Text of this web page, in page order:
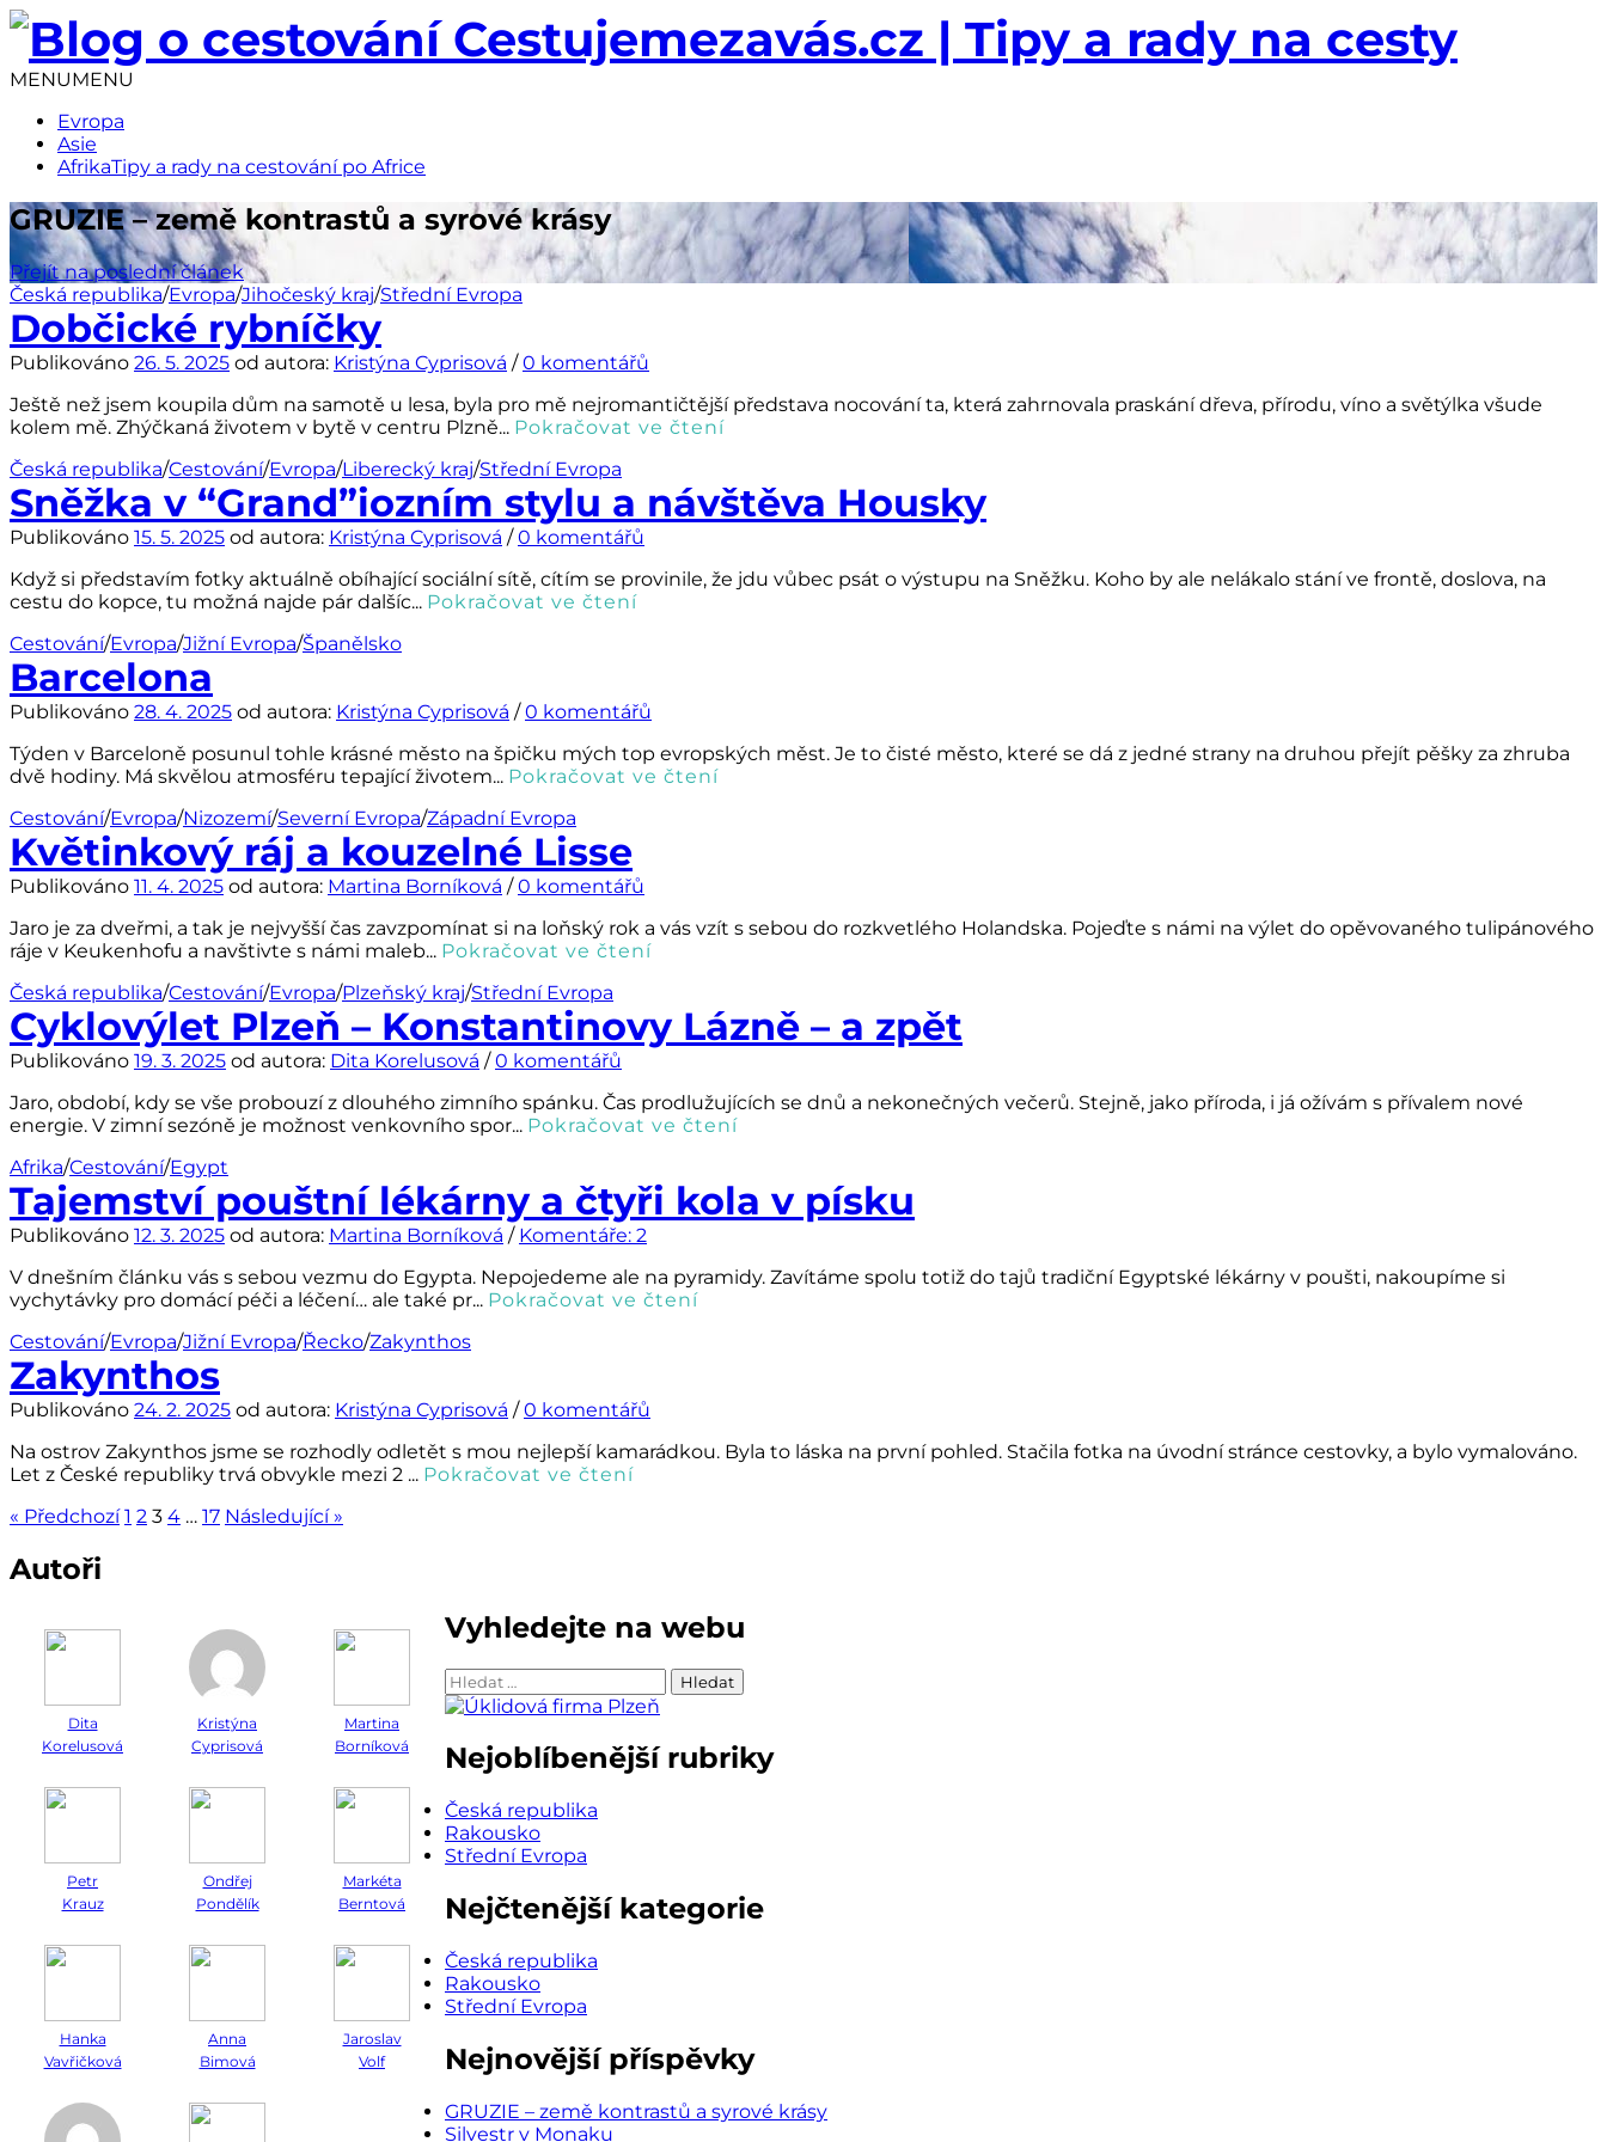
Přejít
obsahu
webu
MENUMENU
Evropa
Asie
AfrikaTipy a rady na cestování po Africe
GRUZIE – země kontrastů a syrové krásy
Přejít na poslední článek
Česká republika/Evropa/Jihočeský kraj/Střední Evropa
Dobčické rybníčky
Publikováno 26. 5. 2025 od autora: Kristýna Cyprisová /0 komentářů
Ještě než jsem koupila dům na samotě u lesa, byla pro mě nejromantičtější představa nocování ta, která zahrnovala praskání dřeva, přírodu, víno a světýlka všude
kolem mě. Zhýčkaná životem v bytě v centru Plzně... Pokračovat ve čtení
Česká republika/Cestování/Evropa/Liberecký kraj/Střední Evropa
Sněžka v “Grand”iozním stylu a návštěva Housky
Publikováno 15. 5. 2025 od autora: Kristýna Cyprisová /0 komentářů
Když si představím fotky aktuálně obíhající sociální sítě, cítím se provinile, že jdu vůbec psát o výstupu na Sněžku. Koho by ale nelákalo stání ve frontě, doslova, na
cestu do kopce, tu možná najde pár dalšíc... Pokračovat ve čtení
Cestování/Evropa/Jižní Evropa/Španělsko
Barcelona
Publikováno 28. 4. 2025 od autora: Kristýna Cyprisová /0 komentářů
Týden v Barceloně posunul tohle krásné město na špičku mých top evropských měst. Je to čisté město, které se dá z jedné strany na druhou přejít pěšky za zhruba
dvě hodiny. Má skvělou atmosféru tepající životem... Pokračovat ve čtení
Cestování/Evropa/Nizozemí/Severní Evropa/Západní Evropa
Květinkový ráj a kouzelné Lisse
Publikováno 11. 4. 2025 od autora: Martina Borníková /0 komentářů
Jaro je za dveřmi, a tak je nejvyšší čas zavzpomínat si na loňský rok a vás vzít s sebou do rozkvetlého Holandska. Pojeďte s námi na výlet do opěvovaného tulipánového
ráje v Keukenhofu a navštivte s námi maleb... Pokračovat ve čtení
Česká republika/Cestování/Evropa/Plzeňský kraj/Střední Evropa
Cyklovýlet Plzeň – Konstantinovy Lázně – a zpět
Publikováno 19. 3. 2025 od autora: Dita Korelusová /0 komentářů
Jaro, období, kdy se vše probouzí z dlouhého zimního spánku. Čas prodlužujících se dnů a nekonečných večerů. Stejně, jako příroda, i já ožívám s přívalem nové
energie. V zimní sezóně je možnost venkovního spor... Pokračovat ve čtení
Afrika/Cestování/Egypt
Tajemství pouštní lékárny a čtyři kola v písku
Publikováno 12. 3. 2025 od autora: Martina Borníková / Komentáře: 2
V dnešním článku vás s sebou vezmu do Egypta. Nepojedeme ale na pyramidy. Zavítáme spolu totiž do tajů tradiční Egyptské lékárny v poušti, nakoupíme si
vychytávky pro domácí péči a léčení… ale také pr... Pokračovat ve čtení
Cestování/Evropa/Jižní Evropa/Řecko/Zakynthos
Zakynthos
Publikováno 24. 2. 2025 od autora: Kristýna Cyprisová /0 komentářů
Na ostrov Zakynthos jsme se rozhodly odletět s mou nejlepší kamarádkou. Byla to láska na první pohled. Stačila fotka na úvodní stránce cestovky, a bylo vymalováno.
Let z České republiky trvá obvykle mezi 2 ... Pokračovat ve čtení
Stránkování
příspěvků
« Předchozí 1 2 3 4 … 17 Následující »
Autoři
Dita
Korelusová
Kristýna
Cyprisová
Martina
Borníková
Petr
Krauz
Ondřej
Pondělík
Markéta
Berntová
Hanka
Vavřičková
Anna
Bimová
Jaroslav
Volf
Vyhledejte na webu
Vyhledávání
Nejoblíbenější rubriky
Česká republika
Rakousko
Střední Evropa
Nejčtenější kategorie
Česká republika
Rakousko
Střední Evropa
Nejnovější příspěvky
GRUZIE – země kontrastů a syrové krásy
Silvestr v Monaku